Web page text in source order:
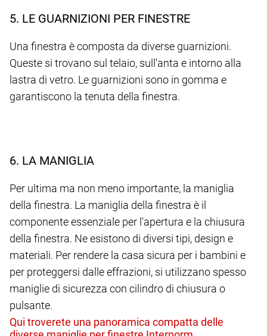
5. LE GUARNIZIONI PER FINESTRE
Una finestra è composta da diverse guarnizioni.
Queste si trovano sul telaio, sull'anta e intorno alla
lastra di vetro. Le guarnizioni sono in gomma e
garantiscono la tenuta della finestra.
6. LA MANIGLIA
Per ultima ma non meno importante, la maniglia
della finestra. La maniglia della finestra è il
componente essenziale per l'apertura e la chiusura
della finestra. Ne esistono di diversi tipi, design e
materiali. Per rendere la casa sicura per i bambini e
per proteggersi dalle effrazioni, si utilizzano spesso
maniglie di sicurezza con cilindro di chiusura o
pulsante.